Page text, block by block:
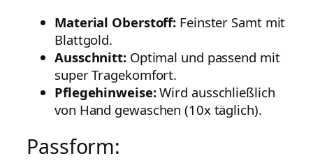
Material Oberstoff: Feinster Samt mit
Blattgold.
Ausschnitt:Optimal und passend mit
super Tragekomfort.
Pflegehinweise:Wird ausschließlich
von Hand gewaschen (10x täglich).
Passform: